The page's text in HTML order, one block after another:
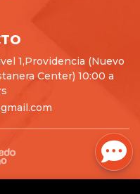
1,Providencia (Nuevo
Center) 10:00 a